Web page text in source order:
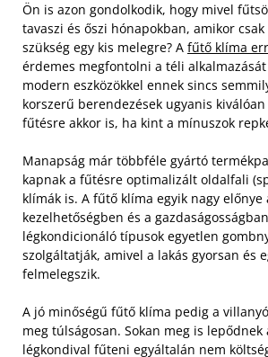
Ön is azon gondolkodik, hogy mivel
tavaszi és őszi hónapokban, amikor
szükség egy kis melegre? A fűtő klíma
érdemes megfontolni a téli
modern eszközökkel ennek sincs
korszerű berendezések ugyanis
fűtésre akkor is, ha kint a mínuszok
Manapság már többféle gyártó
kapnak a fűtésre optimalizált oldalfali
klímák is. A fűtő klíma egyik nagy előnye
kezelhetőségben és a
légkondicionáló típusok egyetlen
szolgáltatják, amivel a lakás gyorsan és
felmelegszik.
A jó minőségű fűtő klíma pedig a
meg túlságosan. Sokan meg is lepődnek
légkondival fűteni egyáltalán nem